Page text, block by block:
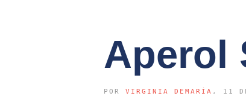
Aperol
POR VIRGINIA DEMARÍA , 11